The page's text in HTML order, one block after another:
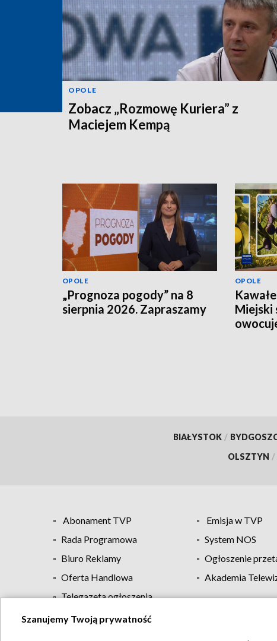
OPOLE
Zobacz „Rozmowę Kuriera” z
Maciejem Kempą
OPOLE
„Prognoza pogody” na 8
sierpnia 2026. Zapraszamy
OPOLE
Miejski
BIAŁYSTOK /
OLSZTYN /
Abonament TVP Emisja w TVP
Rada Programowa
System NOS
Biuro Reklamy
Ogłoszenie
Oferta Handlowa
Akademia
Telegazeta ogłoszenia
Szanujemy Twoją prywatność